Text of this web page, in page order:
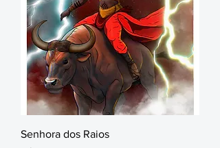
Senhora dos Raios